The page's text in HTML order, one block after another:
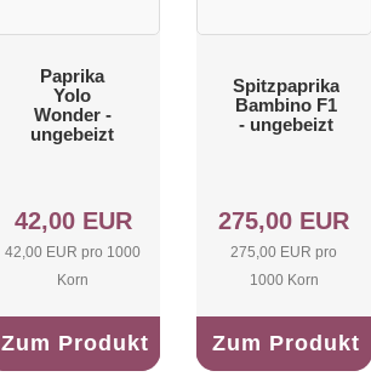
Paprika
Yolo
Wonder -
ungebeizt
42,00 EUR
42,00 EUR pro 1000
Korn
Zum Produkt
Spitzpaprika
Bambino F1
- ungebeizt
275,00 EUR
275,00 EUR pro
1000 Korn
Zum Produkt